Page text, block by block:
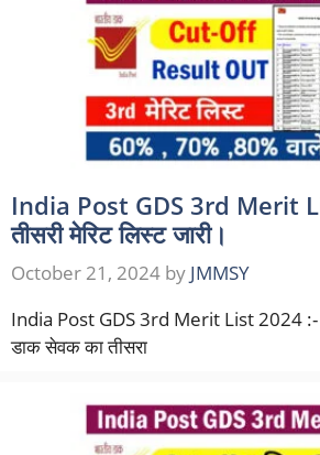
India Post GDS 3rd Merit
तीसरी मेरिट लिस्ट जारी।
October 21, 2024 by JMMSY
India Post GDS 3rd Merit List 2024 :-
डाक सेवक का तीसरा